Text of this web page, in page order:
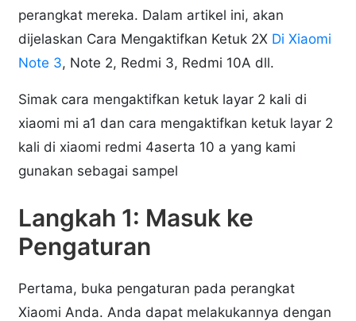
perangkat mereka. Dalam artikel ini, akan
dijelaskan Cara Mengaktifkan Ketuk 2X Di Xiaomi
Note 3, Note 2, Redmi 3, Redmi 10A dll.
Simak cara mengaktifkan ketuk layar 2 kali di
xiaomi mi a1 dan cara mengaktifkan ketuk layar 2
kali di xiaomi redmi 4aserta 10 a yang kami
gunakan sebagai sampel
Langkah 1: Masuk ke
Pengaturan
Pertama, buka pengaturan pada perangkat
Xiaomi Anda. Anda dapat melakukannya dengan